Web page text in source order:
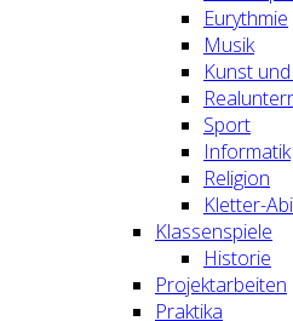
Eurythmie
Musik
Kunst
Sport
Informatik
Religion
Kletter-
Klassenspiele
Historie
Projektarbeiten
Praktika